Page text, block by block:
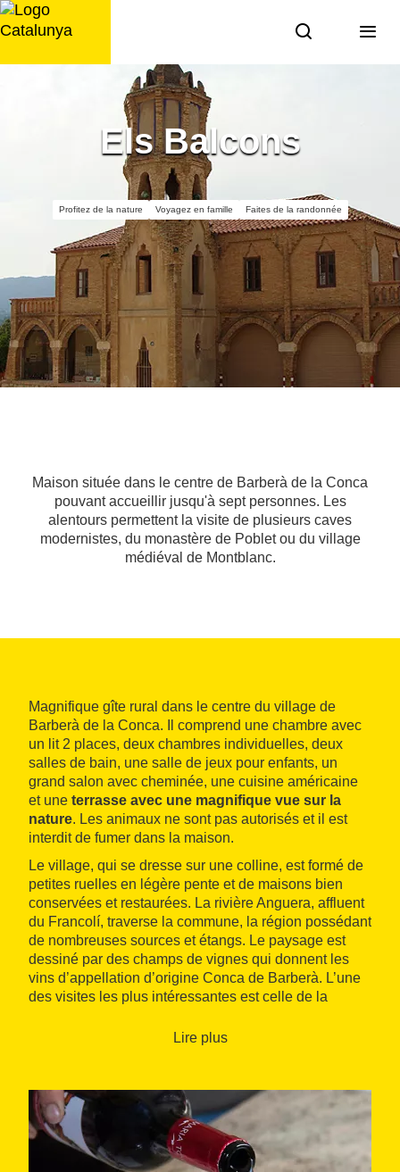
Aller
au
Els Balcons
Profitez de la nature Voyagez en famille Faites de la randonnée
Maison située dans le centre de Barberà de la Conca
pouvant accueillir jusqu'à sept personnes. Les
alentours permettent la visite de plusieurs caves
modernistes, du monastère de Poblet ou du village
médiéval de Montblanc.
Magnifique gîte rural dans le centre du village de
Barberà de la Conca. Il comprend une chambre avec
un lit 2 places, deux chambres individuelles, deux
salles de bain, une salle de jeux pour enfants, un
grand salon avec cheminée, une cuisine américaine
et une terrasse avec une magnifique vue sur la
nature. Les animaux ne sont pas autorisés et il est
interdit de fumer dans la maison.
Le village, qui se dresse sur une colline, est formé de
petites ruelles en légère pente et de maisons bien
conservées et restaurées. La rivière Anguera, affluent
du Francolí, traverse la commune, la région possédant
de nombreuses sources et étangs. Le paysage est
dessiné par des champs de vignes qui donnent les
vins d’appellation d’origine Conca de Barberà. L’une
des visites les plus intéressantes est celle de la
au début du XXe siècle par l’architecte
Lire plus